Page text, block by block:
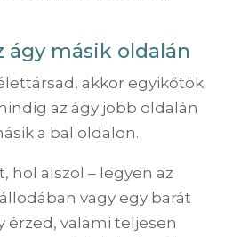
ágy másik oldalán
akkor egyikőtök
az ágy jobb oldalán
a bal oldalon.
hol alszol – legyen az
vagy egy barát
érzed, valami teljesen